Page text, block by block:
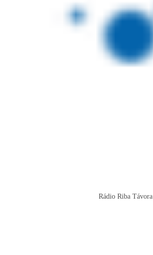
Rádio Riba Távora